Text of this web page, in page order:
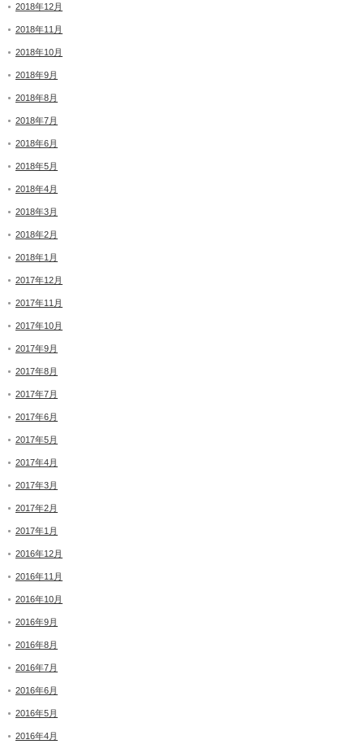
2018年12月
2018年11月
2018年10月
2018年9月
2018年8月
2018年7月
2018年6月
2018年5月
2018年4月
2018年3月
2018年2月
2018年1月
2017年12月
2017年11月
2017年10月
2017年9月
2017年8月
2017年7月
2017年6月
2017年5月
2017年4月
2017年3月
2017年2月
2017年1月
2016年12月
2016年11月
2016年10月
2016年9月
2016年8月
2016年7月
2016年6月
2016年5月
2016年4月